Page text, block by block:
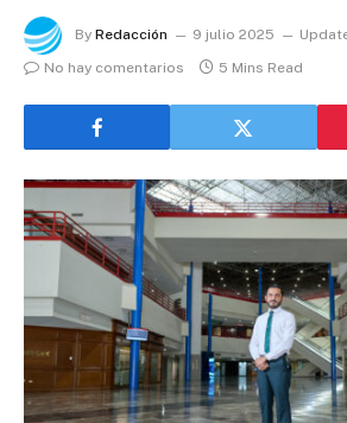
By Redacción 9 julio 2025
No hay comentarios
5 Mins Read